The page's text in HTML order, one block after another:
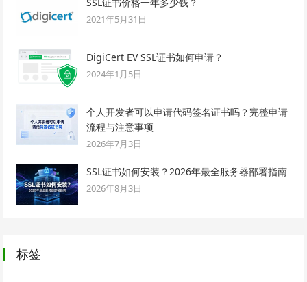
2021年5月31日
DigiCert EV SSL证书如何申请？
2024年1月5日
个人开发者可以申请代码签名证书吗？完整申请
流程与注意事项
2026年7月3日
SSL证书如何安装？2026年最全服务器部署指南
2026年8月3日
标签